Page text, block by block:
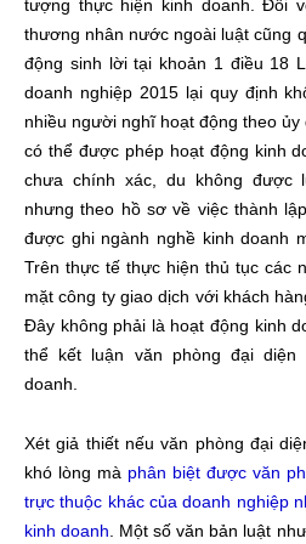
tượng thực hiện kinh doanh. Đối
thương nhân nước ngoài luật cũng
động sinh lời tại khoản 1 điều 18
doanh nghiệp 2015 lại quy định
nhiều người nghĩ hoạt động theo
có thể được phép hoạt động kinh
chưa chính xác, du không được
nhưng theo hồ sơ về việc thành
được ghi ngành nghề kinh doanh
Trên thực tế thực hiện thủ tục các
mặt công ty giao dịch với khách
Đây không phải là hoạt động kinh
thể kết luận văn phòng đại diện
doanh.
Xét giả thiết nếu văn phòng đại
khó lòng mà phân biệt được văn
trực thuộc khác của doanh nghiệp
kinh doanh . Một số văn bản luật